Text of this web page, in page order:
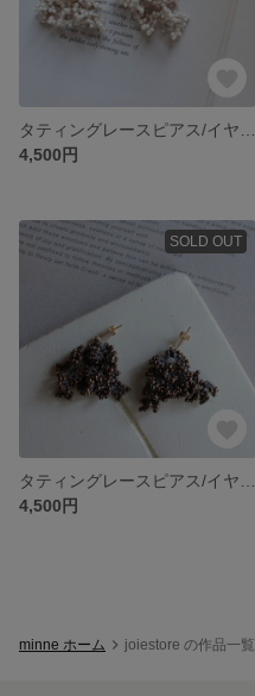
4,500円
SOLD OUT
4,500円
minne ホーム joiestore の作品一覧